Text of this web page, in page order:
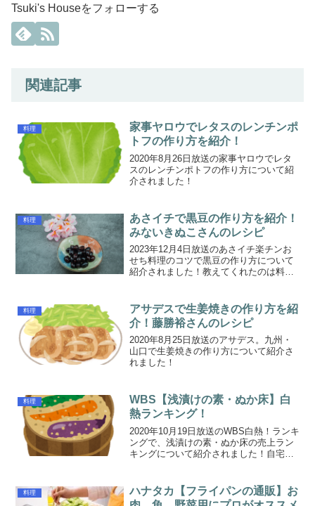
Tsuki's Houseをフォローする
関連記事
料理
家事ヤロウでレタスのレンチンポ
トフの作り方を紹介！
2020年8月26日放送の家事ヤロウでレタ
スのレンチンポトフの作り方について紹
介されました！
料理
あさイチで黒豆の作り方を紹介！
みないきぬこさんのレシピ
2023年12月4日放送のあさイチ楽チンお
せち料理のコツで黒豆の作り方について
紹介されました！教えてくれたのは料理
砂糖・しょうゆ黒豆の作り方1）乾物のま
ま10〜15分コ...
料理
アサデスで生姜焼きの作り方を紹
介！藤勝裕さんのレシピ
2020年8月25日放送のアサデス。九州・
山口で生姜焼きの作り方について紹介さ
れました！
料理
WBS【浅漬けの素・ぬか床】白
熱ランキング！
2020年10月19日放送のWBS白熱！ランキ
ングで、浅漬けの素・ぬか床の売上ラン
キングについて紹介されました！自宅で
料理
ハナタカ【フライパンの通販】お